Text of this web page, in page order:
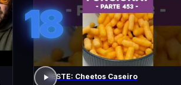
18
TESTE: Cheetos Caseiro